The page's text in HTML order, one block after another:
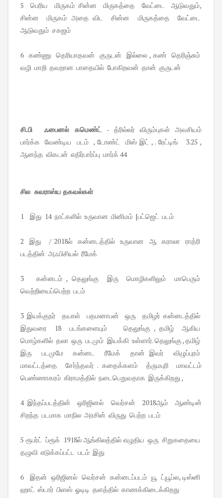
5 பெரிய மிருகம் சின்ன மிருகத்தை வேட்டை ஆடுவதும்,
சின்ன மிருகம் அதை விட சின்ன மிருகத்தை வேட்டை
ஆடுவதும் சகஜம்
6 கண்ணு தெரியாதவன் குருடன் இல்லை , கண் தெரிஞ்சும்
வழி மாறி தவறான பாதையில் போகிறவன் தான் குருடன்
சி.பி ஃபைனல் கமெண்ட் - த்ரில்லர் விரும்புகள் அவசியம்
பார்க்க வேண்டிய படம் , டோண்ட் மிஸ் இட் , . ரேட்டிங் 3.25 ,
ஆனந்த விகடன் எதிர்பார்ப்பு மார்க் 44
சில சுவராஸ்ய தகவல்கள்
1 இது 14 நாட்களில் உருவான மினிமம் [பட்ஜெட் படம்
2 இது / 2018ல் கன்னடத்தில் உருவான ஆ கராலா ராத்ரி
படத்தின் அஃபிசியல் ரீமேக்
3 கன்னடம் , தெலுங்கு இரு மொழிகளிலும் மாபெரும்
வெற்றியைப்பெற்ற படம்
3 இயக்குநர் தயாள் பதமனாபன் ஒரு தமிழர் கன்னடத்தில்
இதுவரை 18 படங்களையும் தெலுங்கு , தமிழ் ஆகிய
மொழ்களில் தலா ஒரு படமும் இயக்கி உள்ளார். தெலுங்கு , தமிழ்
இரு படமுமே கன்னட ரீமேக் தான் இவர் விழுப்புரம்
மாவட்டத்தை சேர்ந்தவர் . கதைக்களம் த்ருமபுரி மாவட்டம்
பெண்ணாகரம் கிராமத்தில் நடைபெறுவதாக இருக்கிறது ,
4 இந்தப்படத்தின் ஒரிஜினல் வெர்சன் 2018ஆம் ஆண்டின்
சிறந்த படமாக மாநில அரசின் விருது பெற்ற படம்
5 ரூபர்ட் ப்ரூக் 1918ல் ஆங்கிலத்தில் எழுதிய ஒரு சிறுகதையை
தழுவி எடுக்கப்பட்ட படம் இது
6 இதன் ஒரிஜினல் வெர்சன் கன்னடப்படம் யூ ட்யூப்ல, டிஸ்னி
ஹாட் ஸ்டார் பிளஸ் ஓடிடி தளத்தில் காணக்கிடைக்கிறது